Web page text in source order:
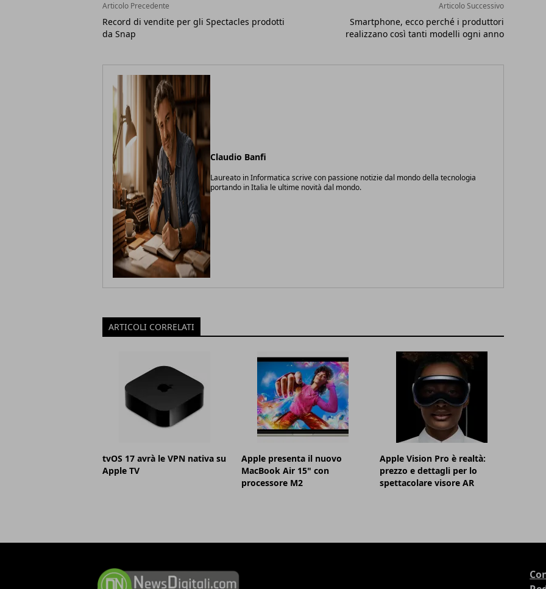
Articolo Precedente
Record di vendite per gli Spectacles prodotti
da Snap
Articolo Successivo
Smartphone, ecco perché i produttori
realizzano così tanti modelli ogni anno
Claudio Banfi
Laureato in Informatica scrive con passione notizie dal mondo della tecnologia
portando in Italia le ultime novità dal mondo.
ARTICOLI CORRELATI
tvOS 17 avrà le VPN nativa su
Apple TV
Apple presenta il nuovo
MacBook Air 15" con
processore M2
Apple Vision Pro è realtà:
prezzo e dettagli per lo
spettacolare visore AR